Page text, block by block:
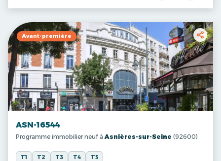
Avant-première
ASN-16544
Programme immobilier neuf àAsnières-sur-Seine (92600)
T1 T2 T3 T4 T5